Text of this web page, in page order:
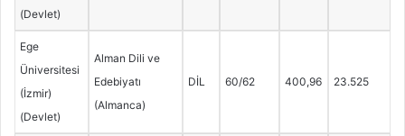
(Devlet)
Ege
Üniversitesi
(İzmir)
(Devlet)
Alman Dili ve
Edebiyatı
(Almanca)
DİL 60/62 400,96 23.525